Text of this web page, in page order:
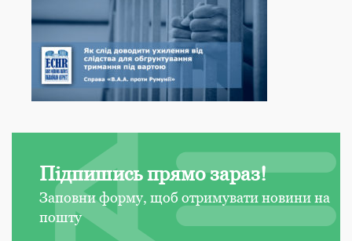
Підпишись прямо зараз!
Заповни форму, щоб отримувати новини на
пошту